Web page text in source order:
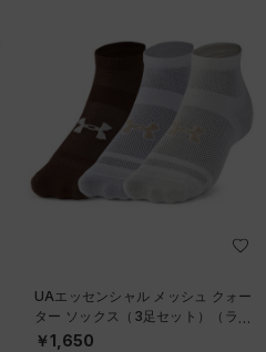
UAエッセンシャル メッシュ クォー
ター ソックス（3足セット）（ライ
フスタイル/UNISEX）
￥1,650